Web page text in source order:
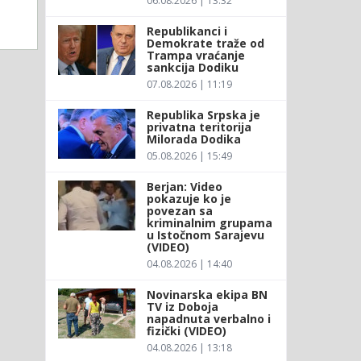
Republikanci i
Demokrate traže od
Trampa vraćanje
sankcija Dodiku
07.08.2026 | 11:19
Republika Srpska je
privatna teritorija
Milorada Dodika
05.08.2026 | 15:49
Berjan: Video
pokazuje ko je
povezan sa
kriminalnim grupama
u Istočnom Sarajevu
(VIDEO)
04.08.2026 | 14:40
Novinarska ekipa BN
TV iz Doboja
napadnuta verbalno i
fizički (VIDEO)
04.08.2026 | 13:18